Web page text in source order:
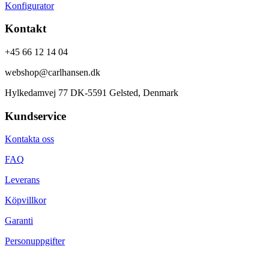
Konfigurator
Kontakt
+45 66 12 14 04
webshop@carlhansen.dk
Hylkedamvej 77 DK-5591 Gelsted, Denmark
Kundservice
Kontakta oss
FAQ
Leverans
Köpvillkor
Garanti
Personuppgifter